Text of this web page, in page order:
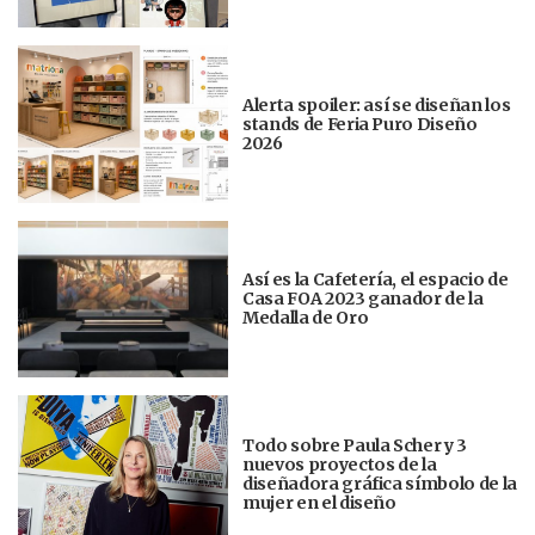
Alerta spoiler: así se diseñan los
stands de Feria Puro Diseño
2026
Así es la Cafetería, el espacio de
Casa FOA 2023 ganador de la
Medalla de Oro
Todo sobre Paula Scher y 3
nuevos proyectos de la
diseñadora gráfica símbolo de la
mujer en el diseño